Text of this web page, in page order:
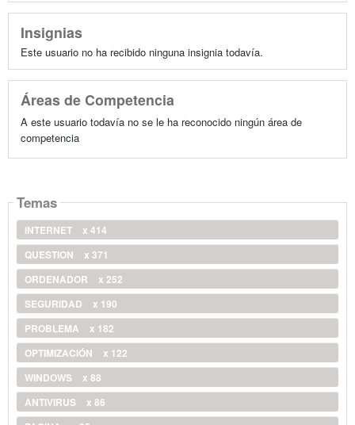
Insignias
Este usuario no ha recibido ninguna insignia todavía.
Áreas de Competencia
A este usuario todavía no se le ha reconocido ningún área de
competencia
Temas
INTERNET
x 414
QUESTION
x 371
ORDENADOR
x 252
SEGURIDAD
x 190
PROBLEMA
x 182
OPTIMIZACIÓN
x 122
WINDOWS
x 88
ANTIVIRUS
x 86